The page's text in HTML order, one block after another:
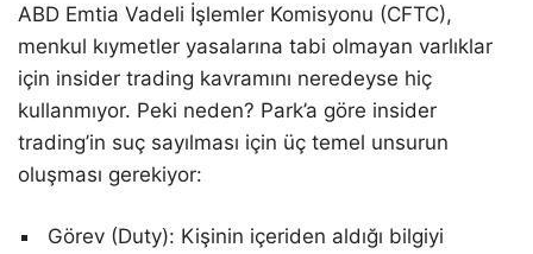
ABD Emtia Vadeli İşlemler Komisyonu (CFTC),
menkul kıymetler yasalarına tabi olmayan varlıklar
için insider trading kavramını neredeyse hiç
kullanmıyor. Peki neden? Park’a göre insider
trading’in suç sayılması için üç temel unsurun
oluşması gerekiyor:
Görev (Duty): Kişinin içeriden aldığı bilgiyi